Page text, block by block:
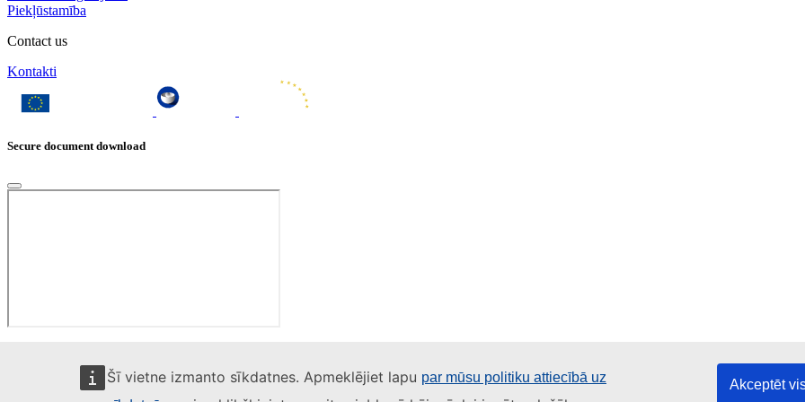
Šī vietne izmanto sīkdatnes. Apmeklējiet lapu par mūsu politiku attiecībā uz
Akceptēt
Piekļūstamība
Contact us
Kontakti
Secure document download